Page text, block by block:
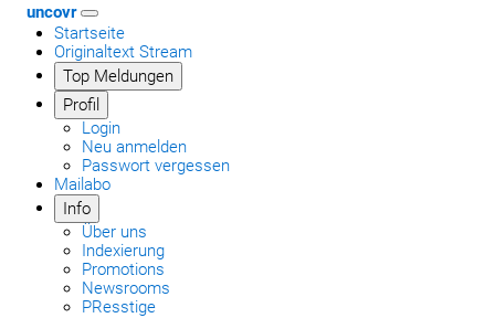
uncovr
Startseite
Originaltext Stream
Top Meldungen
Profil
Login
Neu anmelden
Passwort vergessen
Mailabo
Info
Über uns
Indexierung
Promotions
Newsrooms
PResstige